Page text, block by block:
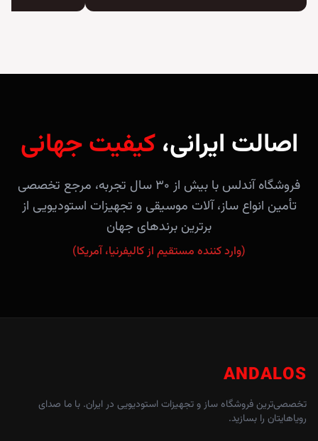
اصالت ایرانی،کیفیت جهانی
فروشگاه آندلس با بیش از ۳۰ سال تجربه، مرجع تخصصی
تأمین انواع ساز، آلات موسیقی و تجهیزات استودیویی از
برترین برندهای جهان
(وارد کننده مستقیم از کالیفرنیا، آمریکا)
ANDALOS
تخصصی‌ترین فروشگاه ساز و تجهیزات استودیویی در ایران. با ما صدای
رویاهایتان را بسازید.